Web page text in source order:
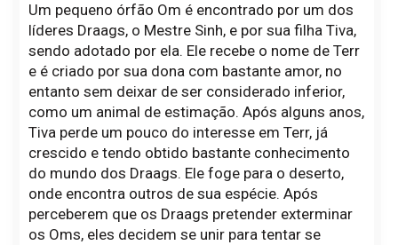
Um pequeno órfão Om é encontrado por um dos
líderes Draags, o Mestre Sinh, e por sua filha Tiva,
sendo adotado por ela. Ele recebe o nome de Terr
e é criado por sua dona com bastante amor, no
entanto sem deixar de ser considerado inferior,
como um animal de estimação. Após alguns anos,
Tiva perde um pouco do interesse em Terr, já
crescido e tendo obtido bastante conhecimento
do mundo dos Draags. Ele foge para o deserto,
onde encontra outros de sua espécie. Após
perceberem que os Draags pretender exterminar
os Oms, eles decidem se unir para tentar se